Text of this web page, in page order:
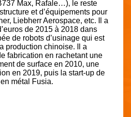
Max, Rafale…), le reste
et d’équipements pour
Liebherr Aerospace, etc. Il a
de 2015 à 2018 dans
de robots d’usinage qui est
production chinoise. Il a
fabrication en rachetant une
de surface en 2010, une
en 2019, puis la start-up de
métal Fusia.